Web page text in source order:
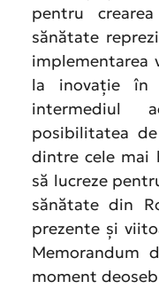
pentru
sănătate
implementarea
la inovație în
intermediul
posibilitatea
dintre cele mai
să lucreze
sănătate din
prezente și
Memorandum
moment